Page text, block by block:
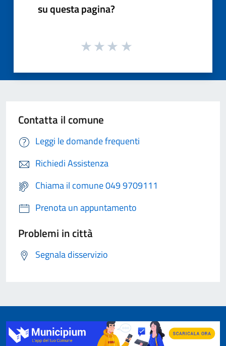
su questa pagina?
Contatta il comune
Leggi le domande frequenti
Richiedi Assistenza
Chiama il comune 049 9709111
Prenota un appuntamento
Problemi in città
Segnala disservizio